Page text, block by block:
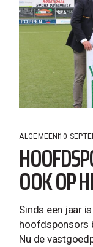
ALGEMEEN 10
OOK OP
Sinds een jaar
hoofdsponsors
Nu de